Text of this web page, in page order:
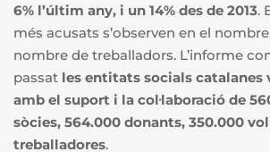
6% l’últim any, i un 14% des de 2013.
més acusats s’observen en el
nombre de treballadors. L’informe
passat les entitats socials catalanes
amb el suport i la col·laboració de
sòcies, 564.000 donants, 350.000
treballadores.